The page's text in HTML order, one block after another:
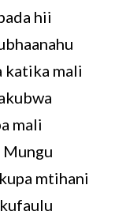
hii
katika mali
mali
mtihani